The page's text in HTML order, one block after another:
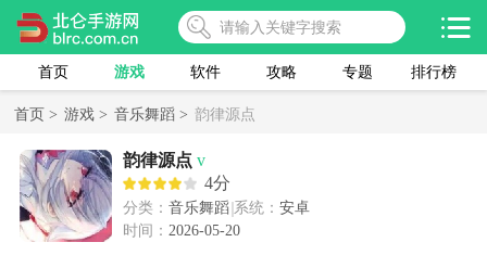
首页 游戏 软件 攻略 专题 排行榜
首页 > 游戏 > 音乐舞蹈 > 韵律源点
韵律源点 v
4分
分类： 音乐舞蹈 系统： 安卓
时间： 2026-05-20